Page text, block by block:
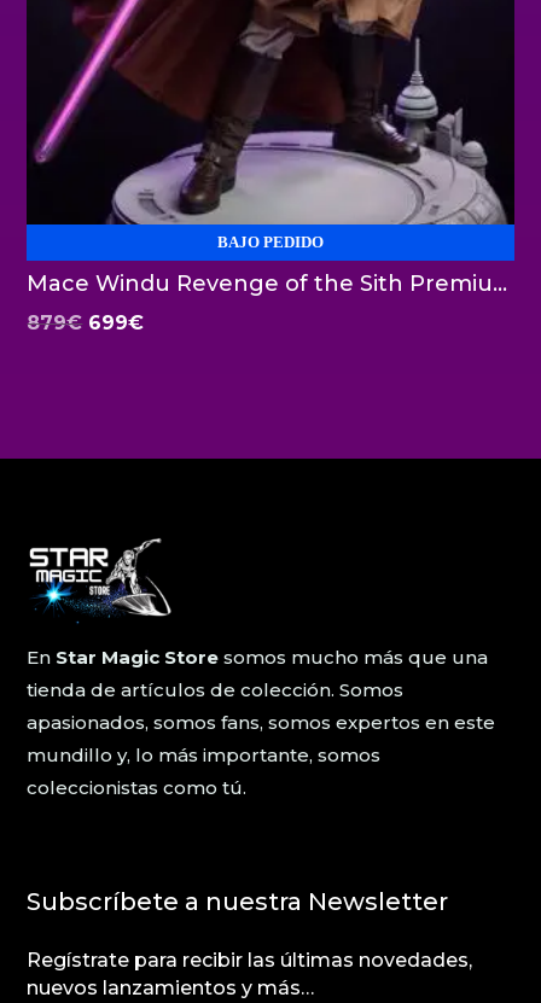
BAJO PEDIDO
Mace Windu Revenge of the Sith Premium Format Sideshow
879€ El
precio
699€El
precio
En Star Magic Store somos mucho más que una
tienda de artículos de colección. Somos
apasionados, somos fans, somos expertos en este
mundillo y, lo más importante, somos
coleccionistas como tú.
Subscríbete a nuestra Newsletter
Regístrate para recibir las últimas novedades,
nuevos lanzamientos y más…